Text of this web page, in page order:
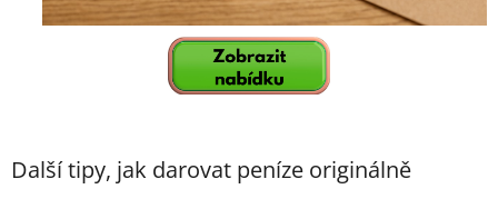
Další tipy, jak darovat peníze originálně